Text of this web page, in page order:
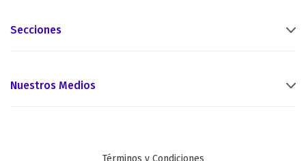
Secciones
Nuestros Medios
Términos y Condiciones